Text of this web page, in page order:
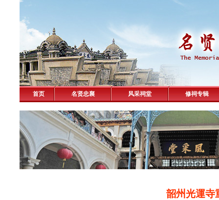
首页 名贤忠襄 风采祠堂 修祠专辑
韶州光運寺